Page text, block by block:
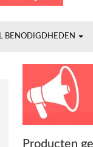
BENODIGDHEDEN
Producten